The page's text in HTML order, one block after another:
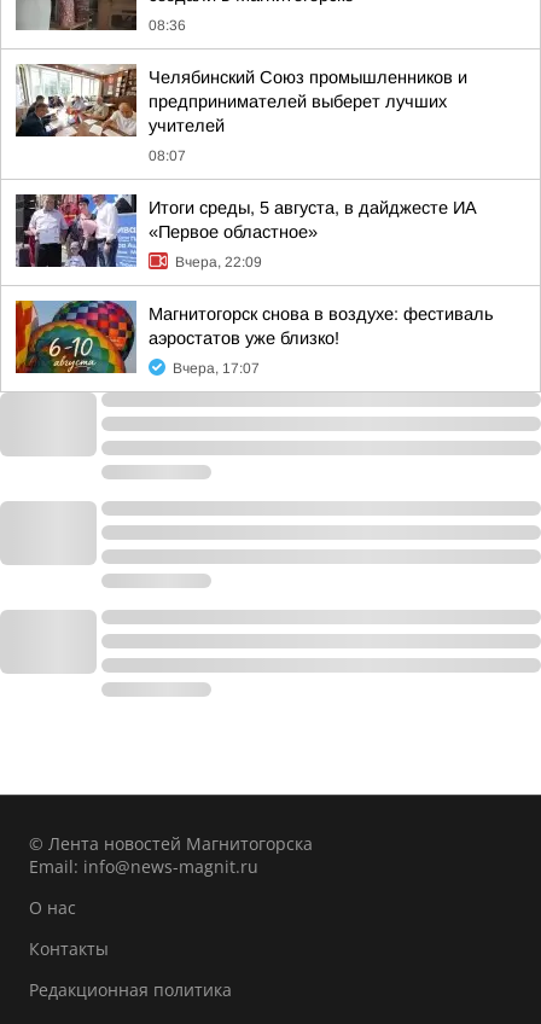
08:36
Челябинский Союз промышленников и
предпринимателей выберет лучших
учителей
08:07
Итоги среды, 5 августа, в дайджесте ИА
«Первое областное»
Вчера, 22:09
Магнитогорск снова в воздухе: фестиваль
аэростатов уже близко!
Вчера, 17:07
© Лента новостей Магнитогорска
Email: info@news-magnit.ru
О нас
Контакты
Редакционная политика